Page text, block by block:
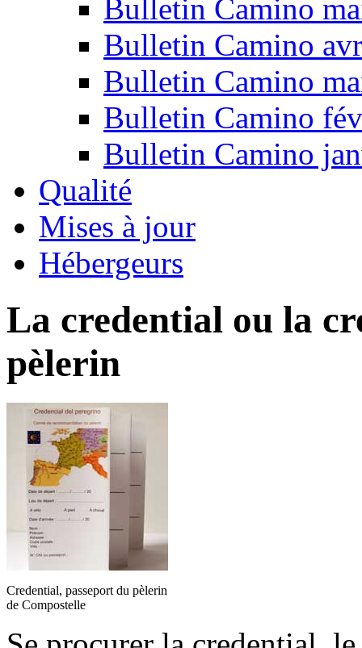
Bulletin Camino
Bulletin Camino
Bulletin Camino
Bulletin Camino
Bulletin Camino
Qualité
Mises à jour
Hébergeurs
La credential ou la
pèlerin
Credential, passeport du pèlerin
de Compostelle